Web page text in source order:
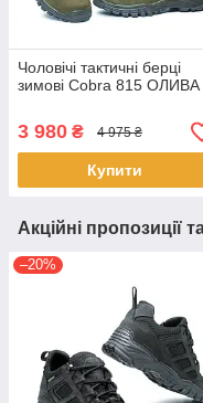
Чоловічі тактичні берці
зимові Cobra 815 ОЛИВА
3 980 ₴ 4 975 ₴
Купити
Акційні пропозиції
–20%